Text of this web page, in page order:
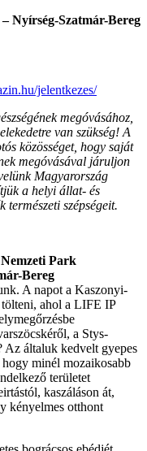
Nyírség-Szatmár-Bereg
jelentkezes/
megóvásához,
van szükség! A
közösséget, hogy saját
megóvásával járuljon
Magyarország
a helyi állat- és
szépségeit.
Park
Bereg
A napot a Kaszonyi-
ahol a LIFE IP
a Stys-
Az általuk kedvelt gyepes
minél mozaikosabb
területet
kaszáláson át,
kényelmes otthont